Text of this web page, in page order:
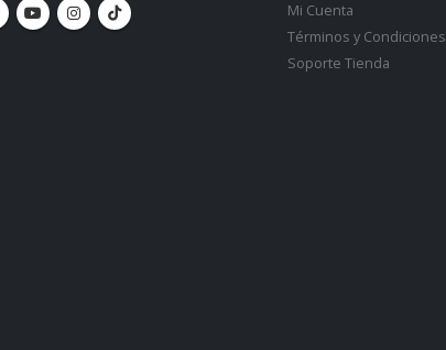
Mi Cuenta
Términos y Condiciones
Soporte Tienda